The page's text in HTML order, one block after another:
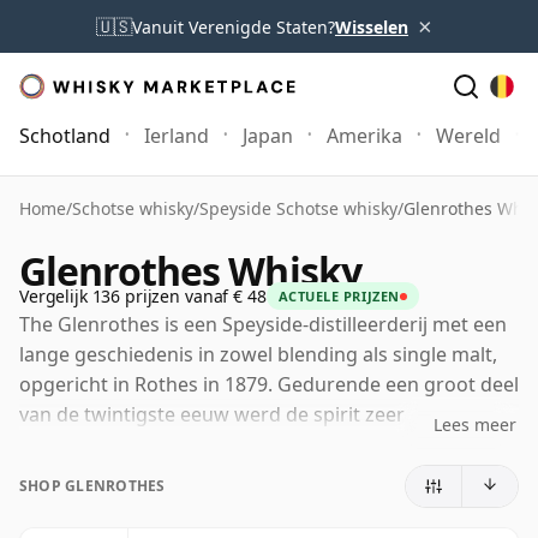
🇺🇸Vanuit Verenigde Staten?Wisselen ×
Schotland Ierland Japan Amerika Wereld
Home/Schotse whisky/Speyside Schotse whisky/Glenrothes
Glenrothes Whisky
Vergelijk 136 prijzen vanaf € 48 ACTUELE PRIJZEN
The Glenrothes is een Speyside-distilleerderij met een
lange geschiedenis in zowel blending als single malt,
opgericht in Rothes in 1879. Gedurende een groot deel
van de twintigste eeuw werd de spirit zeer
Scotch blends, voordat de distilleerderij een sterkere
Lees meer
SHOP GLENROTHES